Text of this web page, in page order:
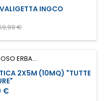
INGCO
€
2X5M (10MQ) "TUTTE
€